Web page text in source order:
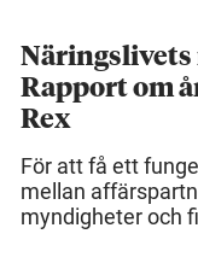
Rapport om
Rex
För att få ett
mellan
myndigheter och